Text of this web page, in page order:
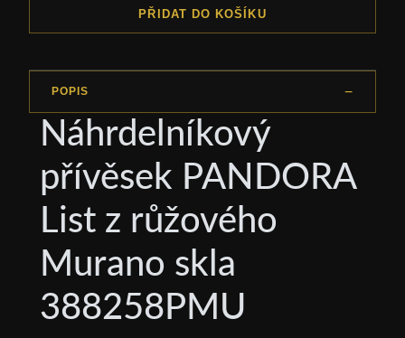
PŘIDAT DO KOŠÍKU
POPIS
Náhrdelníkový
přívěsek PANDORA
List z růžového
Murano skla
388258PMU